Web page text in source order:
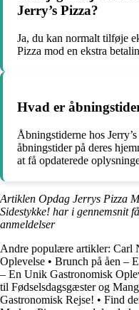
Jerry’s Pizza?
Ja, du kan normalt tilføje
Pizza mod en ekstra
Hvad er
Åbningstiderne hos
åbningstider på deres
at få opdaterede
Artiklen Opdag Jerrys Pizza
Sidestykke! har i gennemsnit
anmeldelser
Andre populære artikler: Carl
Oplevelse • Brunch på åen –
– En Unik Gastronomisk
til Fødselsdagsgæster og
Gastronomisk Rejse! • Find